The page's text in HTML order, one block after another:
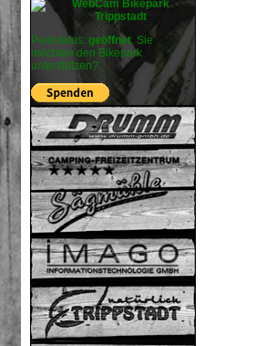
Parkstatus: geöffnet. Sie
möchten den Bikepark
unterstützen?